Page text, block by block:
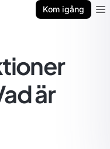
Kom igång
är